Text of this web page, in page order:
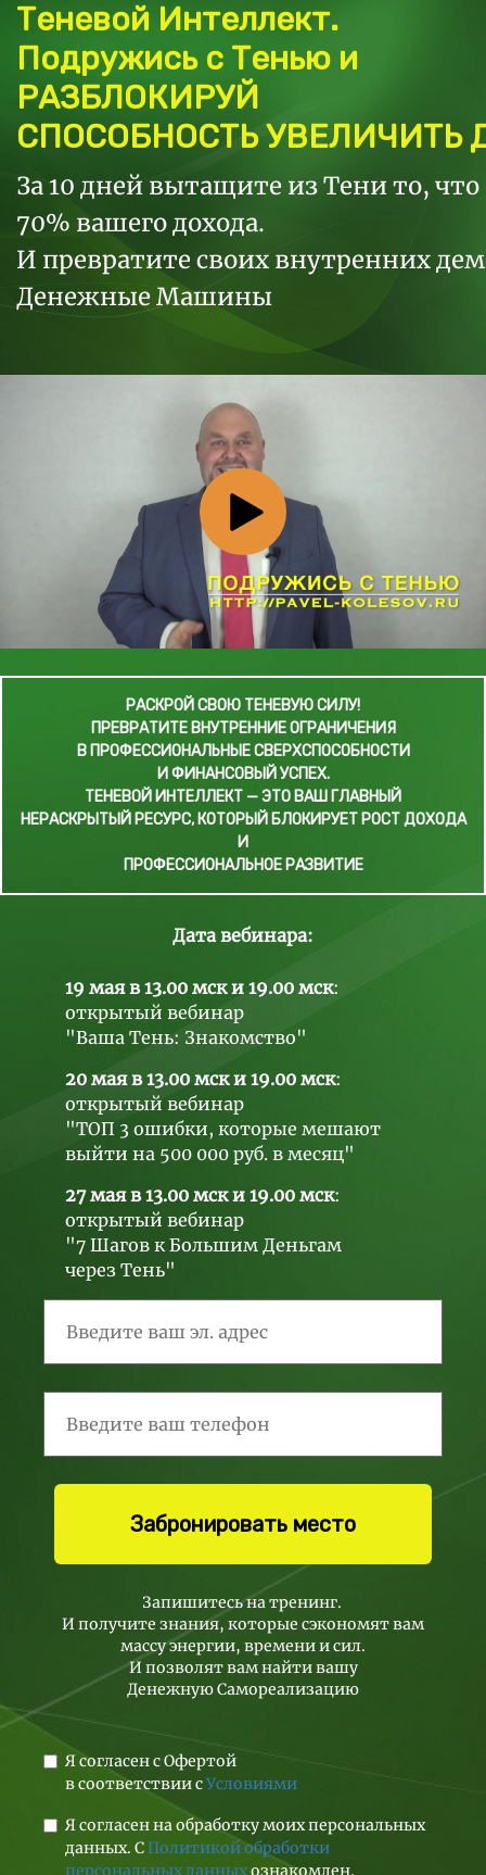
Теневой Интеллект.
Подружись с Тенью и
РАЗБЛОКИРУЙ
СПОСОБНОСТЬ УВЕЛИЧИТЬ
За 10 дней вытащите из Тени то, что
70% вашего дохода.
И превратите своих внутренних
Денежные Машины
РАСКРОЙ СВОЮ ТЕНЕВУЮ СИЛУ!
ПРЕВРАТИТЕ ВНУТРЕННИЕ ОГРАНИЧЕНИЯ
В ПРОФЕССИОНАЛЬНЫЕ СВЕРХСПОСОБНОСТИ
И ФИНАНСОВЫЙ УСПЕХ.
ТЕНЕВОЙ ИНТЕЛЛЕКТ — ЭТО ВАШ ГЛАВНЫЙ
НЕРАСКРЫТЫЙ РЕСУРС, КОТОРЫЙ БЛОКИРУЕТ РОСТ ДОХОДА
И
ПРОФЕССИОНАЛЬНОЕ РАЗВИТИЕ
Дата вебинара:
19 мая в 13.00 мск и 19.00 мск:
открытый вебинар
"Ваша Тень: Знакомство"
20 мая в 13.00 мск и 19.00 мск:
открытый вебинар
"ТОП 3 ошибки, которые мешают
выйти на 500 000 руб. в месяц"
27 мая в 13.00 мск и 19.00 мск:
открытый вебинар
"7 Шагов к Большим Деньгам
через Тень"
Забронировать место
Запишитесь на тренинг.
И получите знания, которые сэкономят вам
массу энергии, времени и сил.
И позволят вам найти вашу
Денежную Самореализацию
Я согласен с Офертой
в соответствии сУсловиями
Я согласен на обработку моих персональных
данных. СПолитикой обработки
персональных данныхознакомлен.